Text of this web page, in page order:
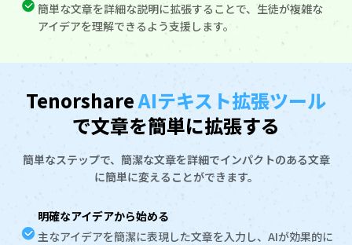
簡単な文章を詳細な説明に拡張することで、生徒が複雑な
アイデアを理解できるよう支援します。
TenorshareAIテキスト拡張ツール
で文章を簡単に拡張する
簡単なステップで、簡潔な文章を詳細でインパクトのある文章
に簡単に変えることができます。
明確なアイデアから始める
主なアイデアを簡潔に表現した文章を入力し、AIが効果的に